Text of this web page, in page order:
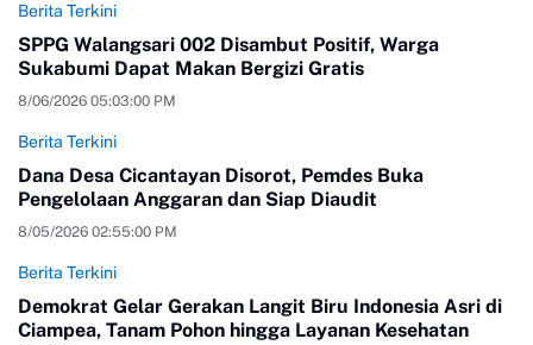
Berita Terkini
SPPG Walangsari 002 Disambut Positif, Warga
Sukabumi Dapat Makan Bergizi Gratis
8/06/2026 05:03:00 PM
Berita Terkini
Dana Desa Cicantayan Disorot, Pemdes Buka
Pengelolaan Anggaran dan Siap Diaudit
8/05/2026 02:55:00 PM
Berita Terkini
Demokrat Gelar Gerakan Langit Biru Indonesia Asri di
Ciampea, Tanam Pohon hingga Layanan Kesehatan